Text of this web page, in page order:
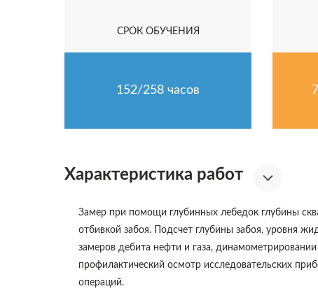
СРОК ОБУЧЕНИЯ
152/258 часов
Характеристика работ
Замер при помощи глубинных лебедок глубины
отбивкой забоя. Подсчет глубины забоя, уровня
замеров дебита нефти и газа,
профилактический осмотр исследовательских
операций.